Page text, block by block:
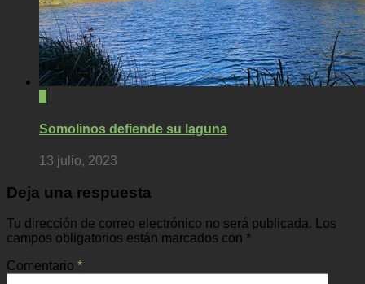
Somolinos defiende su laguna
13 julio, 2023
Deja una respuesta
Tu dirección de correo electrónico no será publicada.
Los
campos obligatorios están marcados con *
Comentario *